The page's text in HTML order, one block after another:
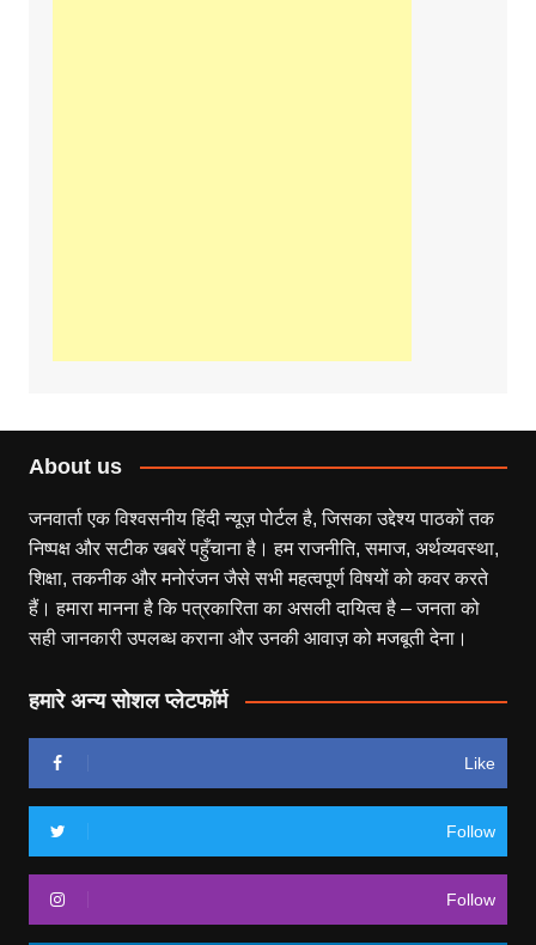
About us
जनवार्ता एक विश्वसनीय हिंदी न्यूज़ पोर्टल है, जिसका उद्देश्य पाठकों तक
निष्पक्ष और सटीक खबरें पहुँचाना है। हम राजनीति, समाज, अर्थव्यवस्था,
शिक्षा, तकनीक और मनोरंजन जैसे सभी महत्वपूर्ण विषयों को कवर करते
हैं। हमारा मानना है कि पत्रकारिता का असली दायित्व है – जनता को
सही जानकारी उपलब्ध कराना और उनकी आवाज़ को मजबूती देना।
हमारे अन्य सोशल प्लेटफॉर्म
Like
Follow
Follow